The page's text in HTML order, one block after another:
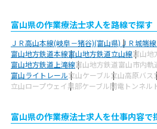
富山県の作業療法士求人を路線で探す
ＪＲ高山本線(岐阜－猪谷)(富山県)ＪＲ城端線
富山地方鉄道本線富山地方鉄道立山線富山地
富山地方鉄道上滝線富山地方鉄道富山市内軌
富山ライトレール立山ケーブル立山高原バス
立山ロープウェイ黒部ケーブル関電トンネル
富山県の作業療法士求人を仕事内容で